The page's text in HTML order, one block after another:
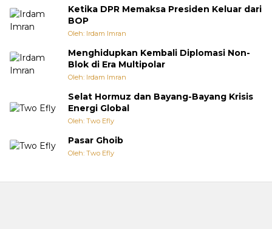
Ketika DPR Memaksa Presiden Keluar dari
BOP
Oleh: Irdam Imran
Menghidupkan Kembali Diplomasi Non-
Blok di Era Multipolar
Oleh: Irdam Imran
Selat Hormuz dan Bayang-Bayang Krisis
Energi Global
Oleh: Two Efly
Pasar Ghoib
Oleh: Two Efly